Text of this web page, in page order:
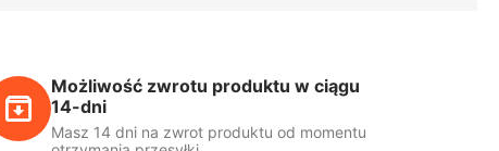
Możliwość zwrotu produktu w ciągu
14-dni
Masz 14 dni na zwrot produktu od momentu